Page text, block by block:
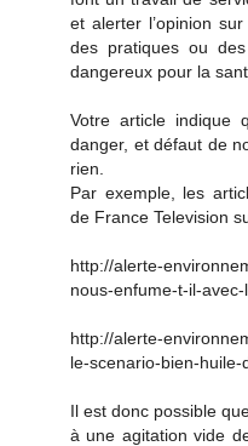
et alerter l’opinion
des pratiques ou
dangereux pour la
Votre article indique
danger, et défaut de
rien.
Par exemple, les
de France Television
http://alerte-
nous-enfume-t-il-
http://alerte-
le-scenario-bien-
Il est donc possible
à une agitation vide